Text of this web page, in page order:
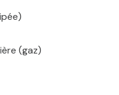
valable jusqu'au
(gaz)